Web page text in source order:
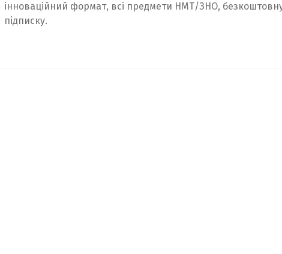
інноваційний формат, всі предмети НМТ/ЗНО,
підписку.